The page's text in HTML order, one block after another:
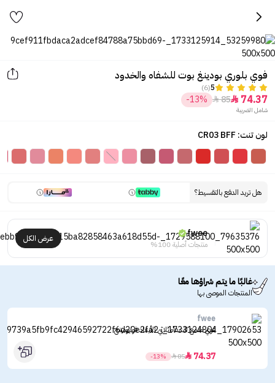
فوي بلوري بودينغ بوت للشفاه والخدود
5
(6)
74.37

85

-13%
شامل الضريبة
لون تنت: CR03 BFF
هل تريد الدفع بالتقسيط؟
fwee
منتجات أصلية 100%
عرض الكل
غالبًا ما يتم شراؤها معًا
المنتجات الموصى بها
fwee
فوي ملمع للشفاه ثلاثي الأبعاد فوليومينج
74.37

85

-13%